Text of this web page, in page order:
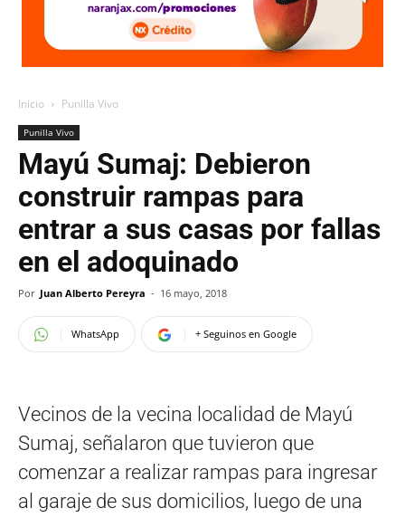
Inicio Punilla Vivo
Punilla Vivo
Mayú Sumaj: Debieron
construir rampas para
entrar a sus casas por fallas
en el adoquinado
Por Juan Alberto Pereyra - 16 mayo, 2018
WhatsApp + Seguinos en Google
Vecinos de la vecina localidad de Mayú
Sumaj, señalaron que tuvieron que
comenzar a realizar rampas para ingresar
al garaje de sus domicilios, luego de una